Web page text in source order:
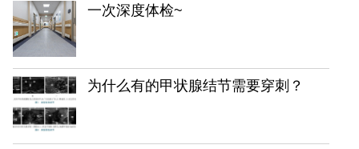
一次深度体检~
为什么有的甲状腺结节需要穿刺？